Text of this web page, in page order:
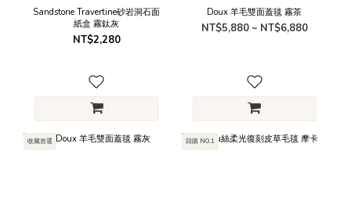
Sandstone Travertine砂岩洞石面
紙盒 霧鈦灰
NT$2,280
Doux 羊毛雙面蓋毯 霧茶
NT$5,880 ~ NT$6,880
收藏首選 回購 NO.1